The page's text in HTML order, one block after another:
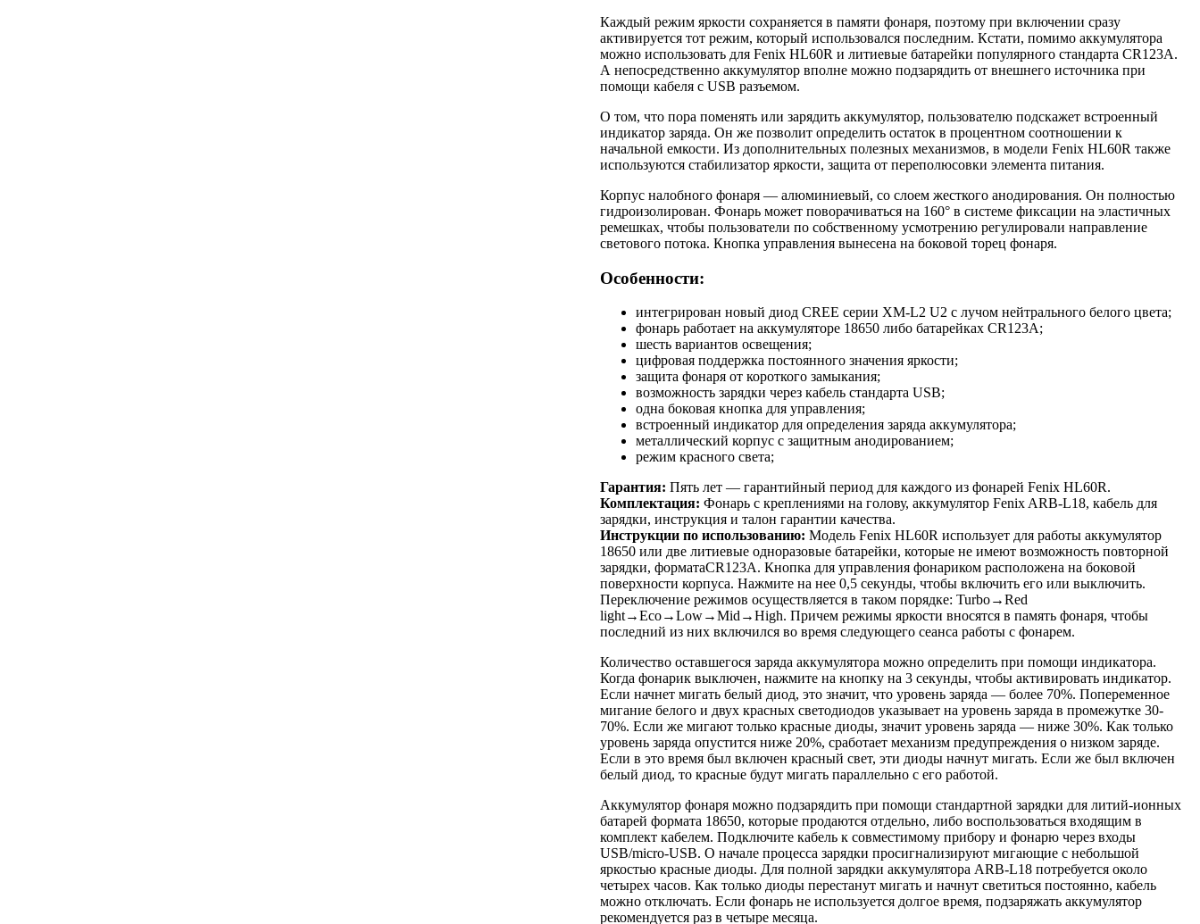
Каждый режим яркости сохраняется в памяти фонаря, поэтому при включении сразу
активируется тот режим, который использовался последним. Кстати, помимо аккумулятора
можно использовать для Fenix HL60R и литиевые батарейки популярного стандарта CR123A.
А непосредственно аккумулятор вполне можно подзарядить от внешнего источника при
помощи кабеля c USB разъемом.
О том, что пора поменять или зарядить аккумулятор, пользователю подскажет встроенный
индикатор заряда. Он же позволит определить остаток в процентном соотношении к
начальной емкости. Из дополнительных полезных механизмов, в модели Fenix HL60R также
используются стабилизатор яркости, защита от переполюсовки элемента питания.
Корпус налобного фонаря — алюминиевый, со слоем жесткого анодирования. Он полностью
гидроизолирован. Фонарь может поворачиваться на 160° в системе фиксации на эластичных
ремешках, чтобы пользователи по собственному усмотрению регулировали направление
светового потока. Кнопка управления вынесена на боковой торец фонаря.
Особенности:
интегрирован новый диод CREE серии XM-L2 U2 с лучом нейтрального белого цвета;
фонарь работает на аккумуляторе 18650 либо батарейках CR123A;
шесть вариантов освещения;
цифровая поддержка постоянного значения яркости;
защита фонаря от короткого замыкания;
возможность зарядки через кабель стандарта USB;
одна боковая кнопка для управления;
встроенный индикатор для определения заряда аккумулятора;
металлический корпус с защитным анодированием;
режим красного света;
Гарантия: Пять лет — гарантийный период для каждого из фонарей Fenix HL60R.
Комплектация: Фонарь с креплениями на голову, аккумулятор Fenix ARB-L18, кабель для
зарядки, инструкция и талон гарантии качества.
Инструкции по использованию: Модель Fenix HL60R использует для работы аккумулятор
18650 или две литиевые одноразовые батарейки, которые не имеют возможность повторной
зарядки, форматаCR123A. Кнопка для управления фонариком расположена на боковой
поверхности корпуса. Нажмите на нее 0,5 секунды, чтобы включить его или выключить.
Переключение режимов осуществляется в таком порядке: Turbo→Red
light→Eco→Low→Mid→High. Причем режимы яркости вносятся в память фонаря, чтобы
последний из них включился во время следующего сеанса работы с фонарем.
Количество оставшегося заряда аккумулятора можно определить при помощи индикатора.
Когда фонарик выключен, нажмите на кнопку на 3 секунды, чтобы активировать индикатор.
Если начнет мигать белый диод, это значит, что уровень заряда — более 70%. Попеременное
мигание белого и двух красных светодиодов указывает на уровень заряда в промежутке 30-
70%. Если же мигают только красные диоды, значит уровень заряда — ниже 30%. Как только
уровень заряда опустится ниже 20%, сработает механизм предупреждения о низком заряде.
Если в это время был включен красный свет, эти диоды начнут мигать. Если же был включен
белый диод, то красные будут мигать параллельно с его работой.
Аккумулятор фонаря можно подзарядить при помощи стандартной зарядки для литий-ионных
батарей формата 18650, которые продаются отдельно, либо воспользоваться входящим в
комплект кабелем. Подключите кабель к совместимому прибору и фонарю через входы
USB/micro-USB. О начале процесса зарядки просигнализируют мигающие с небольшой
яркостью красные диоды. Для полной зарядки аккумулятора ARB-L18 потребуется около
четырех часов. Как только диоды перестанут мигать и начнут светиться постоянно, кабель
можно отключать. Если фонарь не используется долгое время, подзаряжать аккумулятор
рекомендуется раз в четыре месяца.